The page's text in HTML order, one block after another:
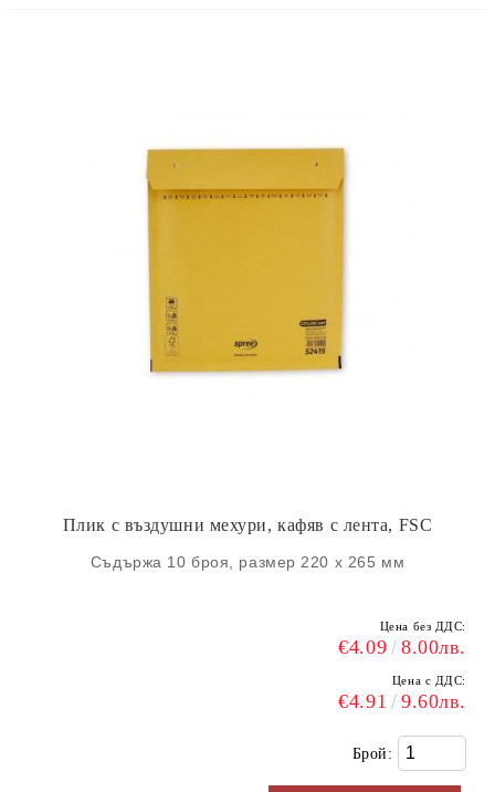
Плик с въздушни мехури, кафяв с лента, FSC
Съдържа 10 броя, размер 220 x 265 мм
Цена без ДДС:
€4.09 8.00лв.
Цена с ДДС:
€4.91 9.60лв.
Брой: